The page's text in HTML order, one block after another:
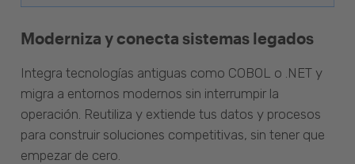
Moderniza y conecta sistemas legados
Integra tecnologías antiguas como COBOL o .NET y
migra a entornos modernos sin interrumpir la
operación. Reutiliza y extiende tus datos y procesos
para construir soluciones competitivas, sin tener que
empezar de cero.